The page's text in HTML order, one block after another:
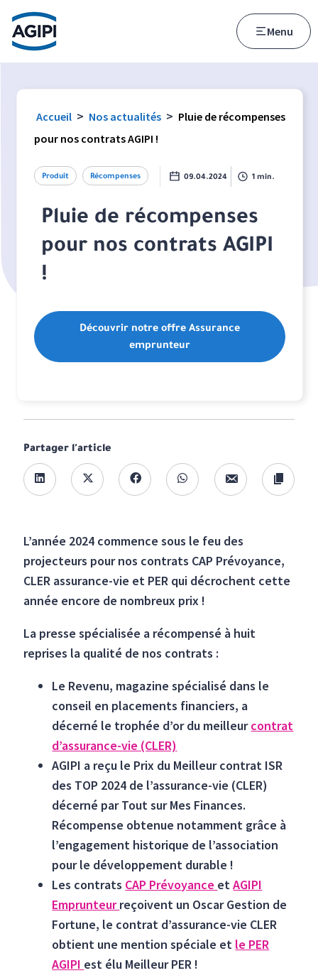
Accès au menu
Accès au contenu principal
Menu
Accueil > Nos actualités > Pluie de récompenses
pour nos contrats AGIPI !
Produit Récompenses 09.04.2024 1 min.
Pluie de récompenses
pour nos contrats AGIPI
!
Découvrir notre offre Assurance
emprunteur
Partager l'article
L’année 2024 commence sous le feu des
projecteurs pour nos contrats CAP Prévoyance,
CLER assurance-vie et PER qui décrochent cette
année encore de nombreux prix !
La presse spécialisée a récompensé à huit
reprises la qualité de nos contrats :
Le Revenu, magazine spécialisé dans le
conseil en placements financiers, a
décerné le trophée d’or du meilleurcontrat
d’assurance-vie (CLER)
AGIPI a reçu le Prix du Meilleur contrat ISR
des TOP 2024 de l’assurance-vie (CLER)
décerné par Tout sur Mes Finances.
Récompense obtenue notamment grâce à
l’engagement historique de l’association
pour le développement durable !
Les contrats CAP Prévoyance etAGIPI
Emprunteurreçoivent un Oscar Gestion de
Fortune, le contrat d’assurance-vie CLER
obtient une mention spéciale et le PER
AGIPI est élu Meilleur PER !